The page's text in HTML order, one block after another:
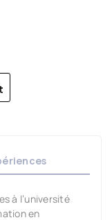
à l’université
en